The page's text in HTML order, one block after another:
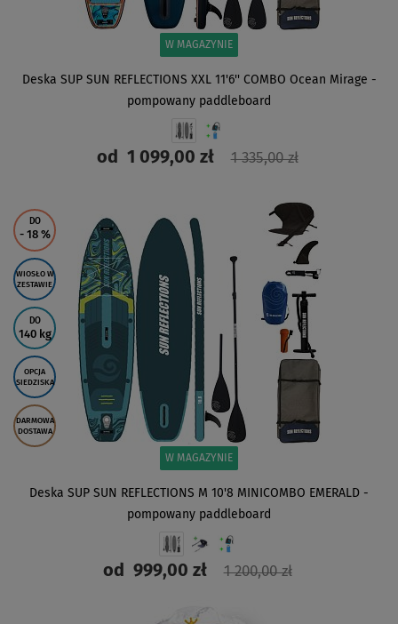
W MAGAZYNIE
Deska SUP SUN REFLECTIONS XXL 11'6'' COMBO Ocean Mirage -
pompowany paddleboard
od1 099,00 zł 1 335,00 zł
DO
- 18 %
WIOSŁO W
ZESTAWIE
DO
140 kg
OPCJA
SIEDZISKA
DARMOWA
DOSTAWA
W MAGAZYNIE
Deska SUP SUN REFLECTIONS M 10'8 MINICOMBO EMERALD -
pompowany paddleboard
od999,00 zł 1 200,00 zł
ZOBACZ